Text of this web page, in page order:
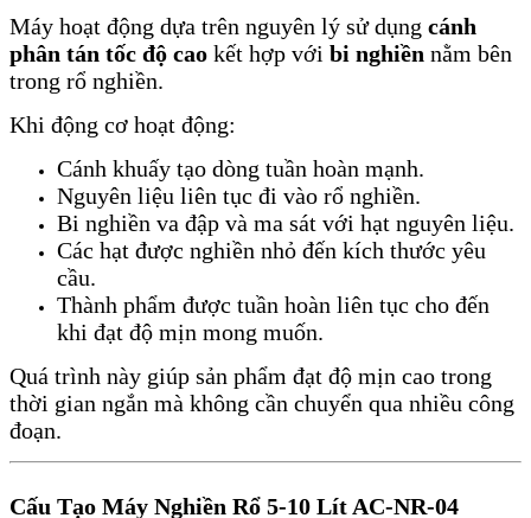
Máy hoạt động dựa trên nguyên lý sử dụng cánh
phân tán tốc độ cao kết hợp với bi nghiền nằm bên
trong rổ nghiền.
Khi động cơ hoạt động:
Cánh khuấy tạo dòng tuần hoàn mạnh.
Nguyên liệu liên tục đi vào rổ nghiền.
Bi nghiền va đập và ma sát với hạt nguyên liệu.
Các hạt được nghiền nhỏ đến kích thước yêu
cầu.
Thành phẩm được tuần hoàn liên tục cho đến
khi đạt độ mịn mong muốn.
Quá trình này giúp sản phẩm đạt độ mịn cao trong
thời gian ngắn mà không cần chuyển qua nhiều công
đoạn.
Cấu Tạo Máy Nghiền Rổ 5-10 Lít AC-NR-04